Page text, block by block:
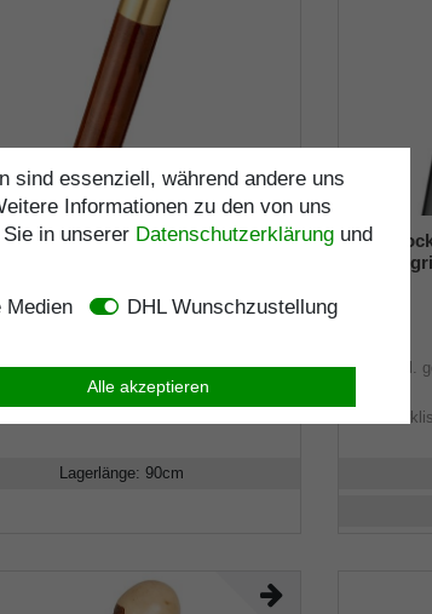
Reisestock MILANO,
Damen, Herren,
UVP 59,95 €
ges. MwSt.zzgl.Versandkosten
Artikelnummer2132
Lagerlänge: 90cm
inkl.
sind essenziell, während andere uns
Informationen zu den von uns
in unserer Daten­schutz­erklärungund
Medien
DHL Wunschzustellung
Alle akzeptieren